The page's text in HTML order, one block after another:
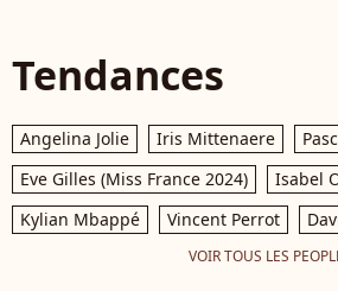
Tendances
Angelina Jolie Iris Mittenaere
Eve Gilles (Miss France 2024)
Isabel
Kylian Mbappé
Vincent Perrot
VOIR TOUS LES